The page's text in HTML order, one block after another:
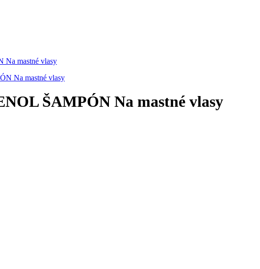
mastné vlasy
ŠAMPÓN Na mastné vlasy